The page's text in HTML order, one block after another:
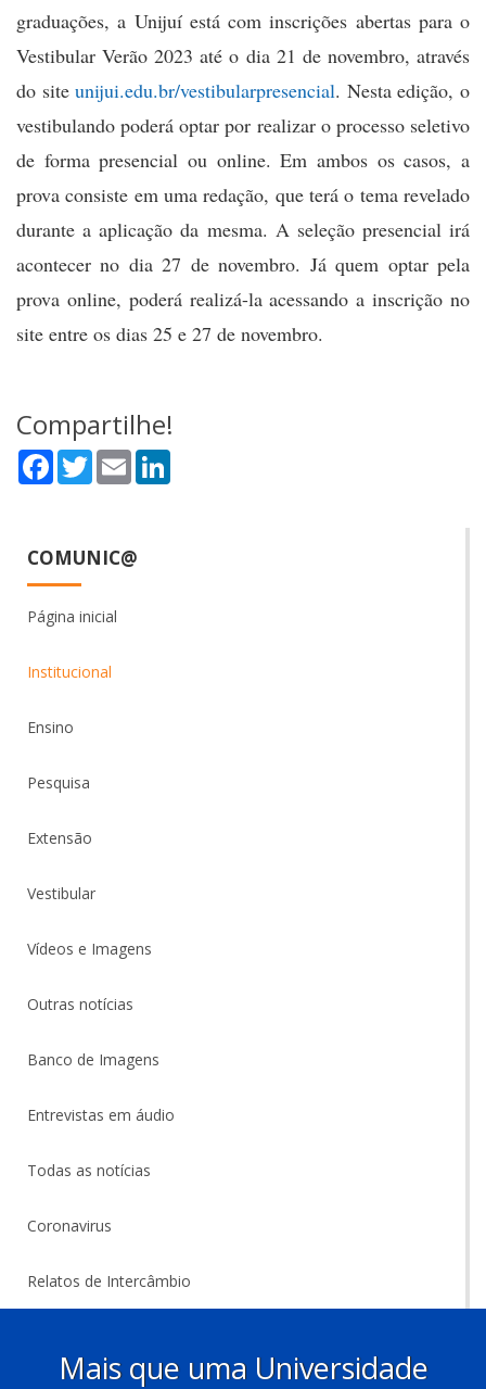
graduações, a Unijuí está com inscrições abertas para o
Vestibular Verão 2023 até o dia 21 de novembro, através
do siteunijui.edu.br/vestibularpresencial. Nesta edição, o
vestibulando poderá optar por realizar o processo seletivo
de forma presencial ou online. Em ambos os casos, a
prova consiste em uma redação, que terá o tema revelado
durante a aplicação da mesma. A seleção presencial irá
acontecer no dia 27 de novembro. Já quem optar pela
prova online, poderá realizá-la acessando a inscrição no
site entre os dias 25 e 27 de novembro.
Compartilhe!
Facebook
TwitterEmail
COMUNIC@
Página inicial
Institucional
Ensino
Pesquisa
Extensão
Vestibular
Vídeos e Imagens
Outras notícias
Banco de Imagens
Entrevistas em áudio
Todas as notícias
Coronavirus
Relatos de Intercâmbio
Mais que uma Universidade